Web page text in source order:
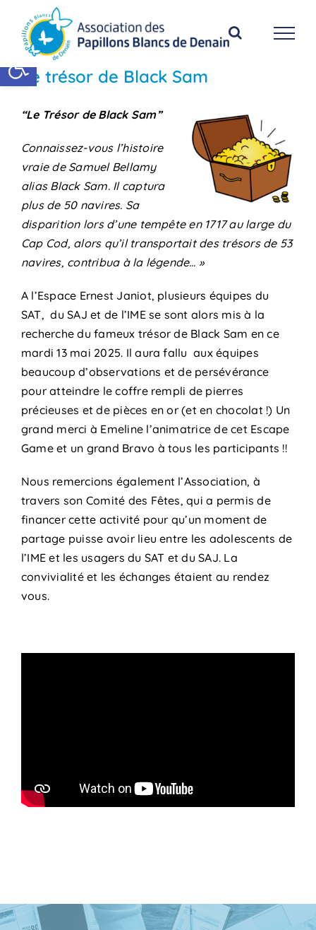
Ouvrir la barre d’outils
contenu
Le trésor de Black Sam
“Le Trésor de Black Sam”
Connaissez-vous l’histoire
vraie de Samuel Bellamy
alias Black Sam. Il captura
plus de 50 navires. Sa
disparition lors d’une tempête en 1717 au large du
Cap Cod, alors qu’il transportait des trésors de 53
navires, contribua à la légende… »
A l’Espace Ernest Janiot, plusieurs équipes du
SAT, du SAJ et de l’IME se sont alors mis à la
recherche du fameux trésor de Black Sam en ce
mardi 13 mai 2025. Il aura fallu aux équipes
beaucoup d’observations et de persévérance
pour atteindre le coffre rempli de pierres
précieuses et de pièces en or (et en chocolat !) Un
grand merci à Emeline l’animatrice de cet Escape
Game et un grand Bravo à tous les participants !!
Nous remercions également l’Association, à
travers son Comité des Fêtes, qui a permis de
financer cette activité pour qu’un moment de
partage puisse avoir lieu entre les adolescents de
l’IME et les usagers du SAT et du SAJ. La
convivialité et les échanges étaient au rendez
vous.